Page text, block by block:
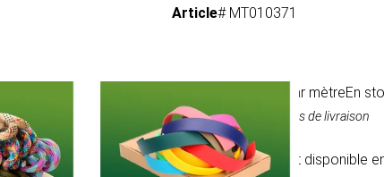
Article# MT010371
0,55 € / par mètreEn
TVA comprise, hors frais de livraison
Notre paracorde est disponible